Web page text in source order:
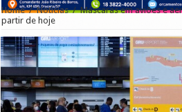
Home / Noticias / Máscaras em aviões e
partir de hoje